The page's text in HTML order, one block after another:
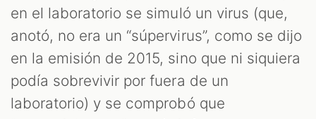
en el laboratorio se simuló un virus (que,
anotó, no era un “súpervirus”, como se dijo
en la emisión de 2015, sino que ni siquiera
podía sobrevivir por fuera de un
laboratorio) y se comprobó que